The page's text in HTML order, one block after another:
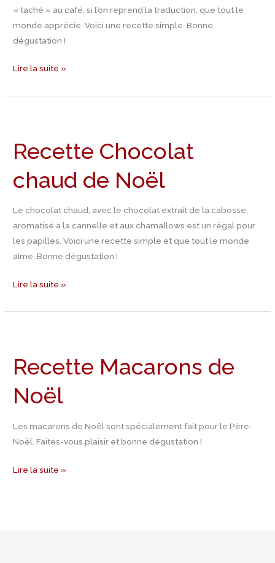
« taché » au café, si l’on reprend la traduction, que tout le
monde apprécie. Voici une recette simple. Bonne
dégustation !
Lire la suite »
Recette Chocolat
chaud de Noël
Le chocolat chaud, avec le chocolat extrait de la cabosse,
aromatisé à la cannelle et aux chamallows est un régal pour
les papilles. Voici une recette simple et que tout le monde
aime. Bonne dégustation !
chaud
de
Noël
Lire la suite »
Recette Macarons de
Noël
Les macarons de Noël sont spécialement fait pour le Père-
Noël. Faites-vous plaisir et bonne dégustation !
de
Noël
Lire la suite »